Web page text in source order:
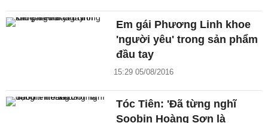
Em gái Phương Linh khoe
'người yêu' trong sản phẩm
đầu tay
15:29 05/08/2016
Tóc Tiên: 'Đã từng nghĩ
Soobin Hoàng Sơn là